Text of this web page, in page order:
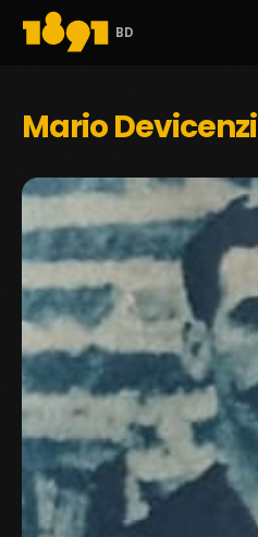
BD
Mario Devicenzi